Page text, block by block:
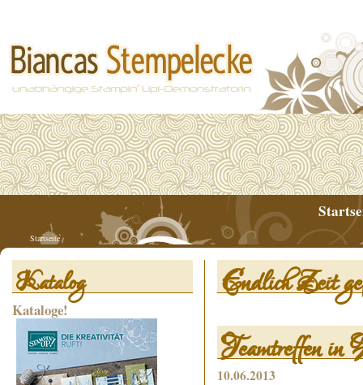
Startseite
Katalog
Kataloge!
Endlich Zeit
Teamtreffen
10.06.2013